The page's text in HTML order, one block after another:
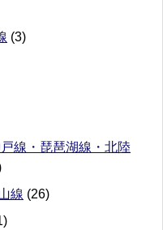
(3)
線・琵琶湖線・北陸
線 (26)